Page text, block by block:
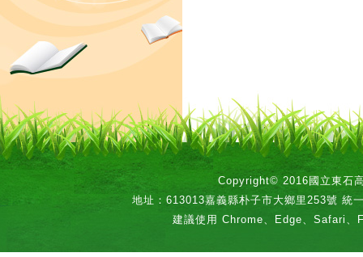
Copyright© 2016國立東石
地址：613013嘉義縣朴子市大鄉里253號 統
建議使用 Chrome、Edge、Safari